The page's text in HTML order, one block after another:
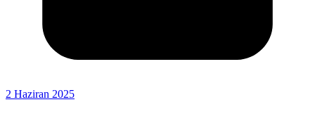
2 Haziran 2025